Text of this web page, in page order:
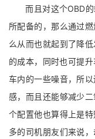
而且对这个OBD的
所配备的，那么通过
么从而也就起到了降
的成本，同时也可提
车内的一些噪音，所
感，而且还能够减少
个配置他也算得上是
多的司机朋友们来说